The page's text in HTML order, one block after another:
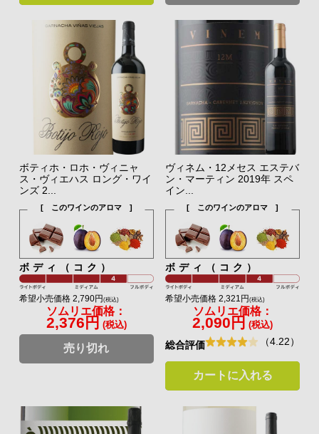
ボティホ・ロホ・ヴィニャ
ス・ヴィエハス ロング・ワイ
ンズ 2...
[ このワインのアロマ ]
ボディ（コク）
希望小売価格 2,790円 (税込)
ソムリエ価格：
2,376円 (税込)
売り切れ
ヴィネム・12メセス エステバ
ン・マーティン 2019年 スペ
イン...
[ このワインのアロマ ]
ボディ（コク）
希望小売価格 2,321円(税込)
ソムリエ価格：
2,090円 (税込)
総合評価 （4.22）
カートに入れる